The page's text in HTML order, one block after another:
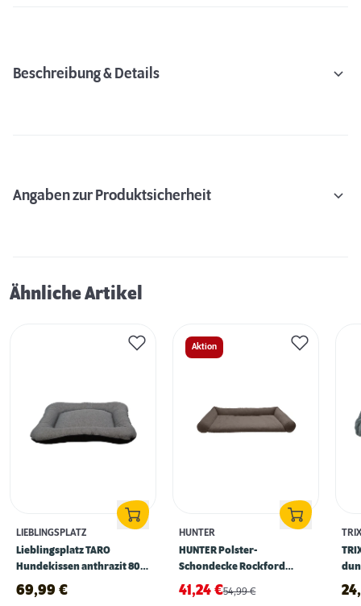
Beschreibung & Details
Angaben zur Produktsicherheit
Ähnliche Artikel
LIEBLINGSPLATZ
Lieblingsplatz TARO
Hundekissen anthrazit 80 x
60 cm
69,99 €
Aktion
HUNTER
HUNTER Polster-
Schondecke Rockford
braun 90 x 70 cm
41,24 €54,99€